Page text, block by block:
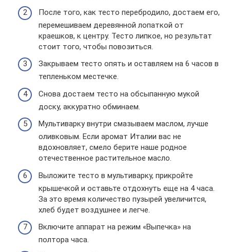
После того, как тесто перебродило, достаем его,
перемешиваем деревянной лопаткой от
краешков, к центру. Тесто липкое, но результат
стоит того, чтобы повозиться.
Закрываем тесто опять и оставляем на 6 часов в
тепленьком местечке.
Снова достаем тесто на обсыпанную мукой
доску, аккуратно обминаем.
Мультиварку внутри смазываем маслом, лучше
оливковым. Если аромат Италии вас не
вдохновляет, смело берите наше родное
отечественное растительное масло.
Выложите тесто в мультиварку, прикройте
крышечкой и оставьте отдохнуть еще на 4 часа.
За это время количество пузырей увеличится,
хлеб будет воздушнее и легче.
Включите аппарат на режим «Выпечка» на
полтора часа.